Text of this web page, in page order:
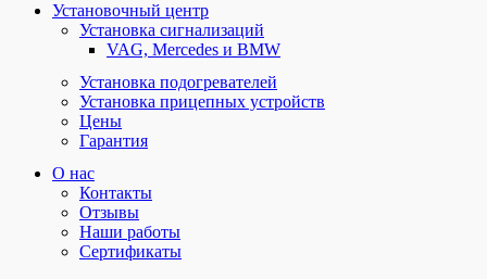
Установочный центр
Установка сигнализаций
VAG, Mercedes и BMW
Установка подогревателей
Установка прицепных устройств
Цены
Гарантия
О нас
Контакты
Отзывы
Наши работы
Сертификаты